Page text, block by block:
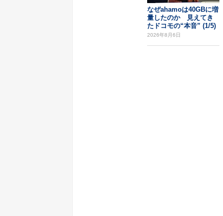
なぜahamoは40GBに増
量したのか 見えてき
たドコモの“本音” (1/5)
2026年8月6日